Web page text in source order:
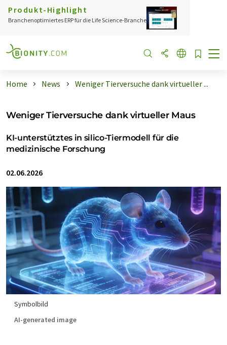
Produkt-Highlight
Branchenoptimiertes ERP für die Life Science-Branche
Home News Weniger Tierversuche dank virtueller ...
Weniger Tierversuche dank virtueller Maus
KI-unterstütztes in silico-Tiermodell für die
medizinische Forschung
02.06.2026
Symbolbild
AI-generated image